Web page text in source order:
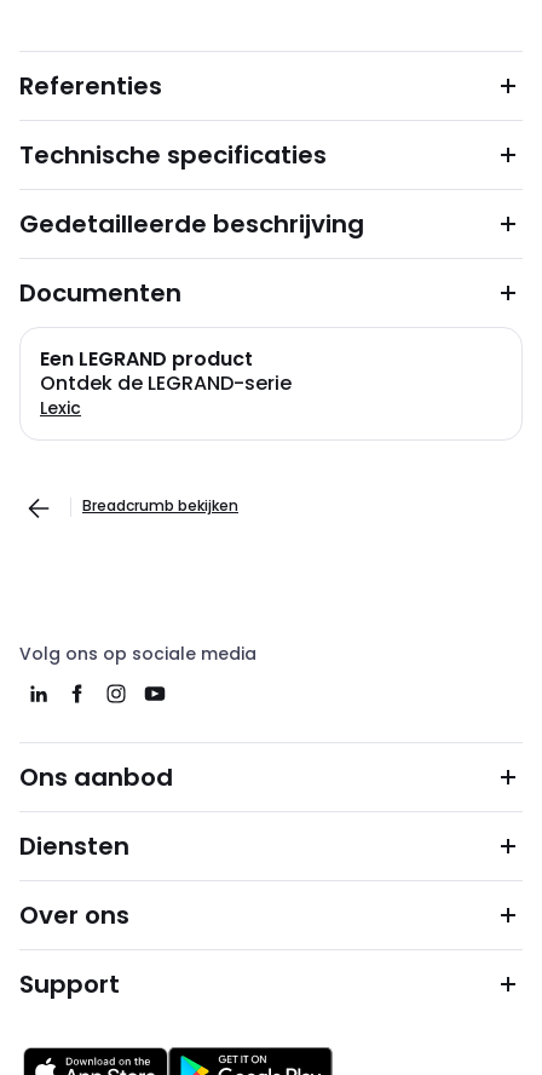
Referenties
Technische specificaties
Gedetailleerde beschrijving
Documenten
Een LEGRAND product
Ontdek de LEGRAND-serie
Lexic
Breadcrumb bekijken
Volg ons op sociale media
Ons aanbod
Diensten
Over ons
Support